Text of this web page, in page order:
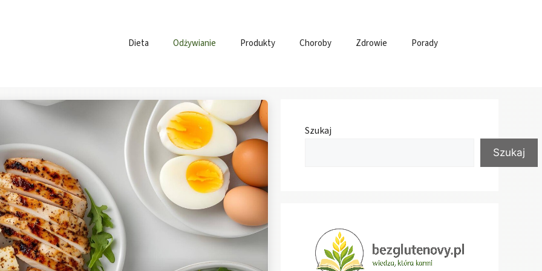
Dieta Odżywianie Produkty Choroby Zdrowie Porady
Szukaj
Szukaj